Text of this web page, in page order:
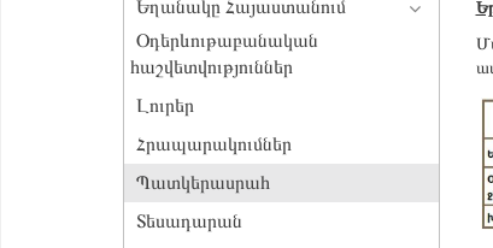
Եղանակը Հայաստանում
Օդերևութաբանական
հաշվետվություններ
Լուրեր
Հրապարակումներ
Պատկերասրահ
Տեսադարան